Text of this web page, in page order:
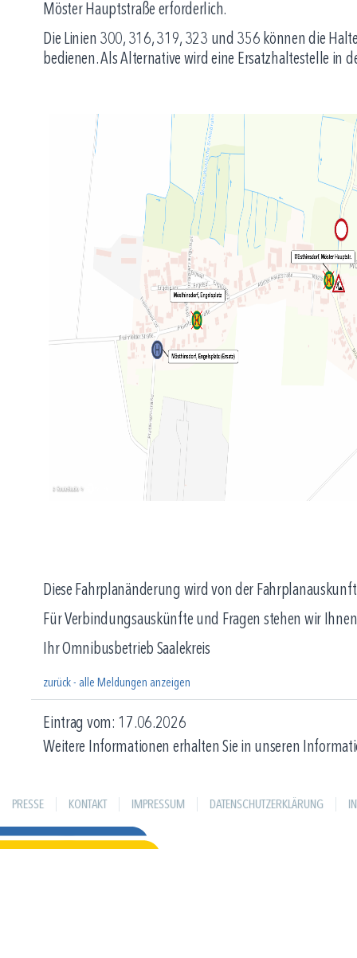
Möster Hauptstraße erforderlich.
Die Linien 300, 316, 319, 323 und 356 können die
bedienen. Als Alternative wird eine Ersatzhaltestelle in
Diese Fahrplanänderung wird von der
Für Verbindungsauskünfte und Fragen stehen wir
Ihr Omnibusbetrieb Saalekreis
zurück - alle Meldungen anzeigen
Eintrag vom: 17.06.2026
Weitere Informationen erhalten Sie in unseren
PRESSE KONTAKT IMPRESSUM DATENSCHUTZERKLÄRUNG